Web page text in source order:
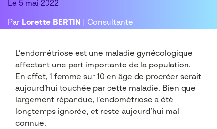
Le 5 mai 2022
Par Lorette BERTIN | Consultante
L’endométriose est une maladie gynécologique
affectant une part importante de la population.
En effet, 1 femme sur 10 en âge de procréer serait
aujourd’hui touchée par cette maladie. Bien que
largement répandue, l’endométriose a été
longtemps ignorée, et reste aujourd’hui mal
connue.